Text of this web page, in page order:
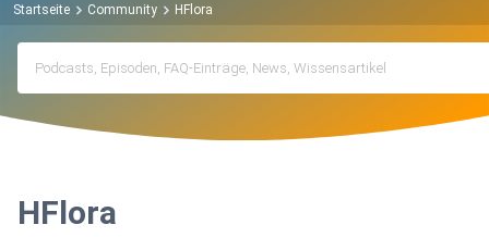
Startseite Community HFlora
HFlora